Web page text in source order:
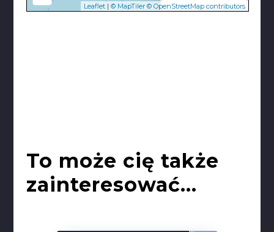
Leaflet |© MapTiler © OpenStreetMap contributors
Masbell - Turisme
To może cię także
zainteresować...